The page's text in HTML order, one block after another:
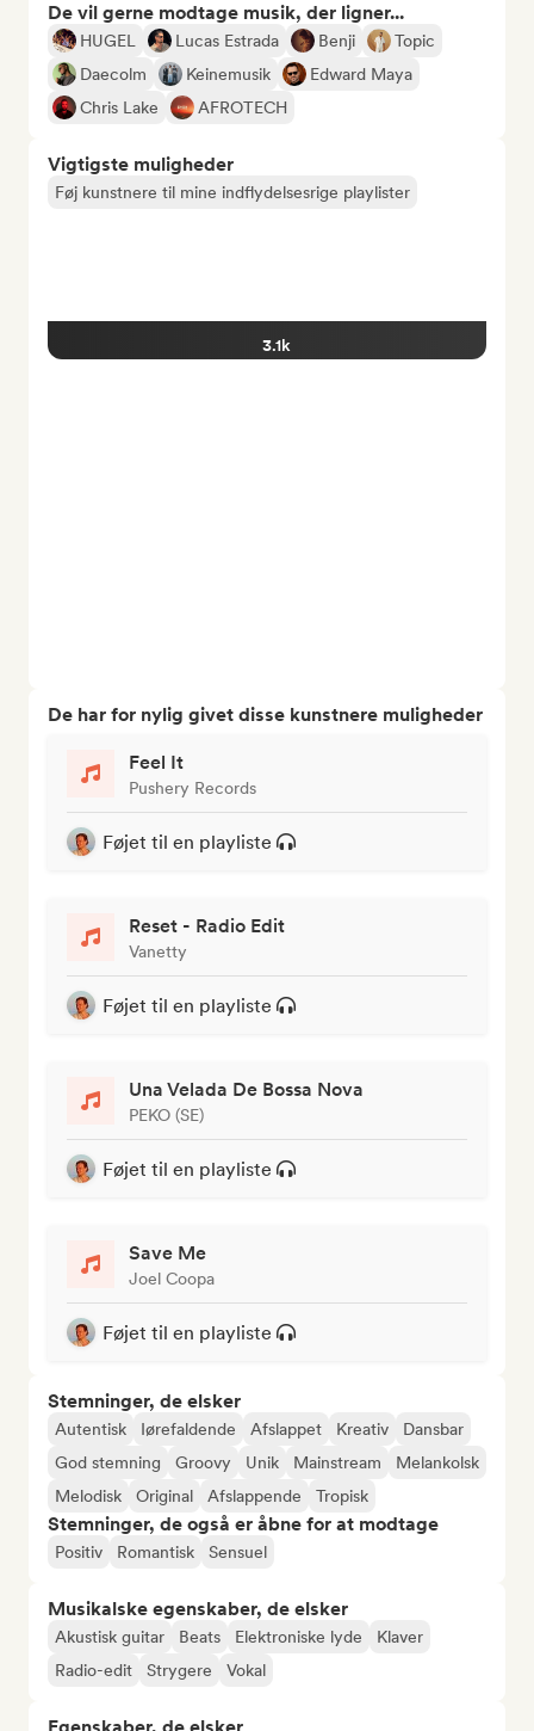
De vil gerne modtage musik, der ligner...
HUGEL Lucas Estrada Benji
Topic
Daecolm
Keinemusik
Edward Maya
Chris Lake
AFROTECH
Vigtigste muligheder
Føj kunstnere til mine indflydelsesrige playlister
3.1k
De har for nylig givet disse kunstnere muligheder
Feel It
Pushery Records
Føjet til en playliste
Reset - Radio Edit
Vanetty
Føjet til en playliste
Una Velada De Bossa Nova
PEKO (SE)
Føjet til en playliste
Save Me
Joel Coopa
Føjet til en playliste
Stemninger, de elsker
Autentisk Iørefaldende Afslappet Kreativ
Dansbar
God stemning
Groovy Unik Mainstream
Melankolsk
Melodisk
Original Afslappende Tropisk
Stemninger, de også er åbne for at modtage
Positiv Romantisk Sensuel
Musikalske egenskaber, de elsker
Akustisk guitar Beats Elektroniske lyde
Klaver
Radio-edit
Strygere Vokal